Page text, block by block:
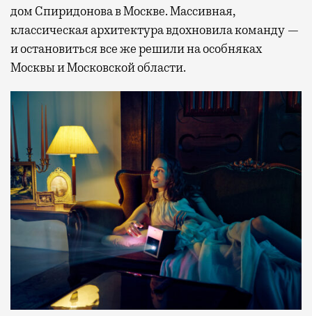
дом Спиридонова в Москве. Массивная,
классическая архитектура вдохновила команду —
и остановиться все же решили на особняках
Москвы и Московской области.